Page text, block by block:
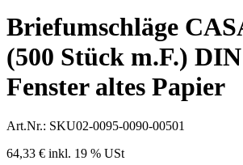
Briefumschläge
(500 Stück m.F.)
Fenster altes Papier
Art.Nr.: SKU02-0095-0090-00501
64,33 € inkl. 19 % USt